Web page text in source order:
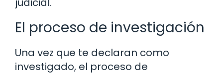
El proceso de investigación
Una vez que te declaran como
investigado, el proceso de